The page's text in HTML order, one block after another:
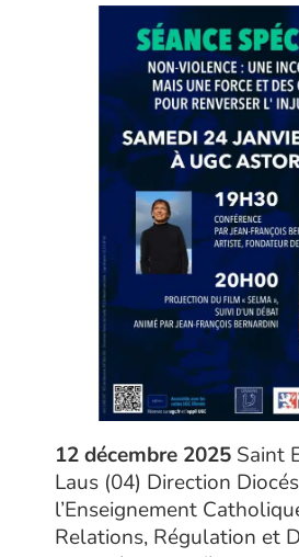
12 décembre 2025 Saint
Laus (04) Direction
l’Enseignement
Relations, Régulation et